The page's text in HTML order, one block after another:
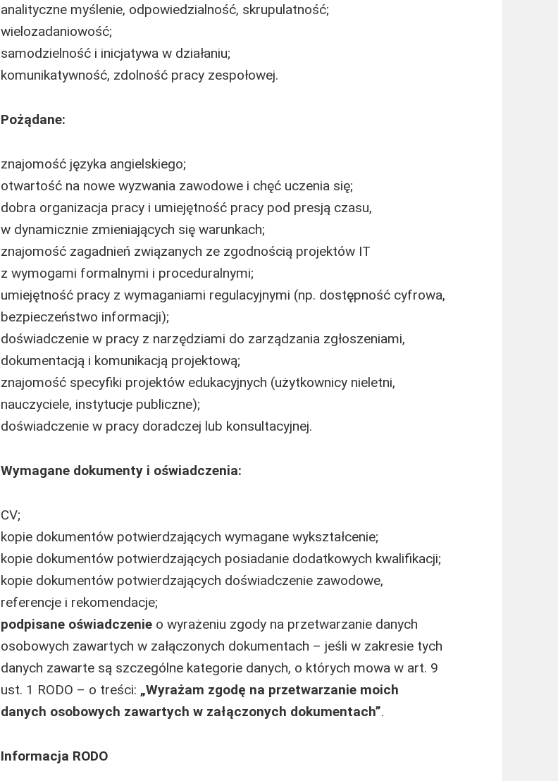
analityczne myślenie, odpowiedzialność, skrupulatność;
wielozadaniowość;
samodzielność i inicjatywa w działaniu;
komunikatywność, zdolność pracy zespołowej.
Pożądane:
znajomość języka angielskiego;
otwartość na nowe wyzwania zawodowe i chęć uczenia się;
dobra organizacja pracy i umiejętność pracy pod presją czasu,
w dynamicznie zmieniających się warunkach;
znajomość zagadnień związanych ze zgodnością projektów IT
z wymogami formalnymi i proceduralnymi;
umiejętność pracy z wymaganiami regulacyjnymi (np. dostępność cyfrowa,
bezpieczeństwo informacji);
doświadczenie w pracy z narzędziami do zarządzania zgłoszeniami,
dokumentacją i komunikacją projektową;
znajomość specyfiki projektów edukacyjnych (użytkownicy nieletni,
nauczyciele, instytucje publiczne);
doświadczenie w pracy doradczej lub konsultacyjnej.
Wymagane dokumenty i oświadczenia:
CV;
kopie dokumentów potwierdzających wymagane wykształcenie;
kopie dokumentów potwierdzających posiadanie dodatkowych kwalifikacji;
kopie dokumentów potwierdzających doświadczenie zawodowe,
referencje i rekomendacje;
podpisane oświadczenie o wyrażeniu zgody na przetwarzanie danych
osobowych zawartych w załączonych dokumentach – jeśli w zakresie tych
danych zawarte są szczególne kategorie danych, o których mowa w art. 9
ust. 1 RODO – o treści: „Wyrażam zgodę na przetwarzanie moich
danych osobowych zawartych w załączonych dokumentach”.
Informacja RODO